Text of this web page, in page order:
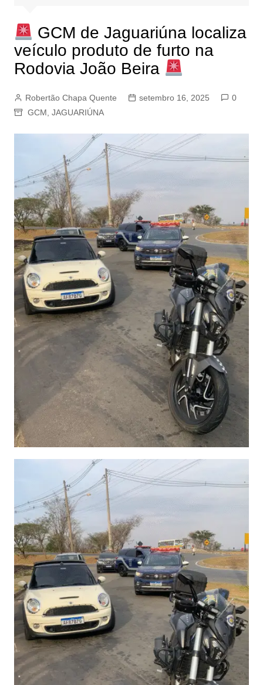
GCM de Jaguariúna localiza
veículo produto de furto na
Rodovia João Beira
Robertão Chapa Quente setembro 16, 2025
0
GCM JAGUARIÚNA